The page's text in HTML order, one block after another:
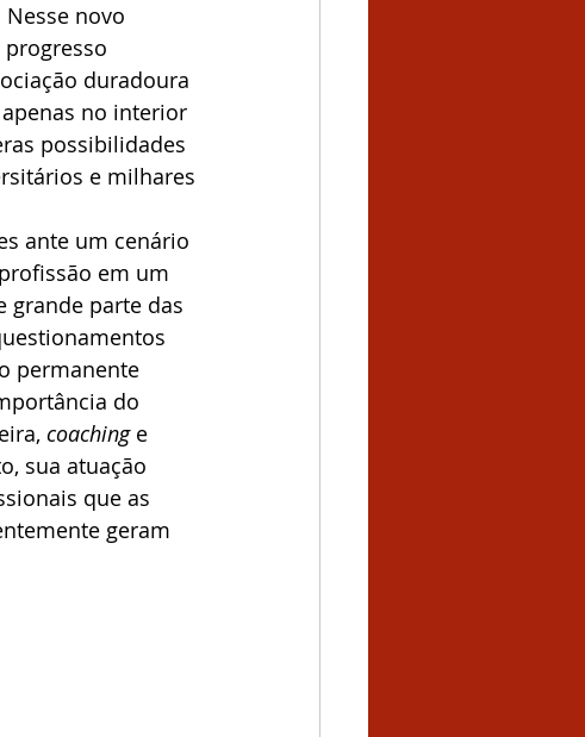
novo
duradoura
no interior
possibilidades
e milhares
ante um cenário
em um
grande parte das
permanente
do
coaching e
sua atuação
que as
geram